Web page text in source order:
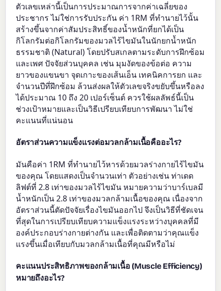
ตัวเลขเหล่านี้เป็นการประมาณการจากค่าเฉลี่ยของ
ประชากร ไม่ใช่การรับประกัน ค่า 1RM ที่ทำนายไว้นั้น
สร้างขึ้นจากค่าสัมประสิทธิ์ของน้ำหนักที่ยกได้เป็น
กิโลกรัมต่อกิโลกรัมของมวลไร้ไขมันในนักยกน้ำหนัก
ธรรมชาติ (Natural) โดยปรับสเกลตามระดับการฝึกซ้อม
และเพศ ปัจจัยส่วนบุคคล เช่น มุมงัดของข้อต่อ ความ
ยาวของแขนขา จุดเกาะของเส้นเอ็น เทคนิคการยก และ
จำนวนปีที่ฝึกซ้อม ล้วนส่งผลให้ตัวเลขจริงขยับขึ้นหรือลง
ได้ประมาณ 10 ถึง 20 เปอร์เซ็นต์ ควรใช้ผลลัพธ์นี้เป็น
ช่วงเป้าหมายและเป็นวิธีเปรียบเทียบการพัฒนา ไม่ใช่
คะแนนที่แน่นอน
อัตราส่วนความแข็งแรงต่อมวลกล้ามเนื้อคืออะไร?
มันคือค่า 1RM ที่ทำนายไว้หารด้วยมวลร่างกายไร้ไขมัน
ของคุณ โดยแสดงเป็นจำนวนเท่า ตัวอย่างเช่น ท่าเดด
ลิฟต์ที่ 2.8 เท่าของมวลไร้ไขมัน หมายความว่าบาร์เบลมี
น้ำหนักเป็น 2.8 เท่าของมวลกล้ามเนื้อของคุณ เนื่องจาก
อัตราส่วนนี้ตัดปัจจัยเรื่องไขมันออกไป จึงเป็นวิธีที่ชัดเจน
ที่สุดในการเปรียบเทียบความแข็งแรงระหว่างบุคคลที่มี
องค์ประกอบร่างกายต่างกัน และเพื่อติดตามว่าคุณแข็ง
แรงขึ้นเมื่อเทียบกับมวลกล้ามเนื้อที่คุณมีหรือไม่
คะแนนประสิทธิภาพของกล้ามเนื้อ (Muscle Efficiency)
หมายถึงอะไร?